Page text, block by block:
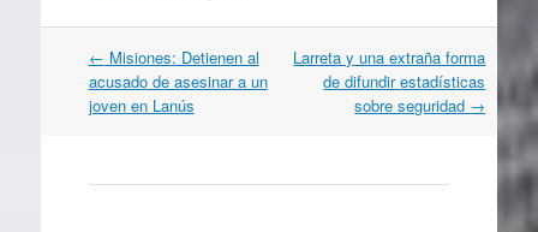
Navegación
por
artículos
← Misiones: Detienen al
acusado de asesinar a un
joven en Lanús
Larreta y una extraña forma
de difundir estadísticas
sobre seguridad →